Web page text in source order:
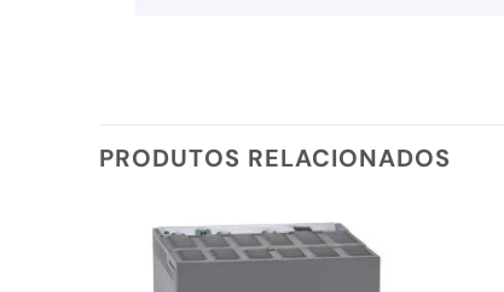
PRODUTOS RELACIONADOS